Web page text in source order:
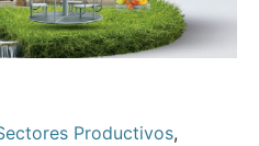
Productivos,